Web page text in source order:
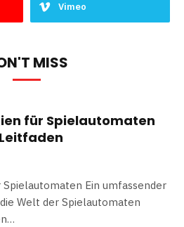
Vimeo
MISS
für Spielautomaten
Ein umfassender
Welt der Spielautomaten